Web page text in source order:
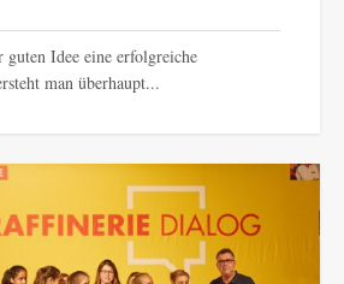
guten Idee eine erfolgreiche
man überhaupt...